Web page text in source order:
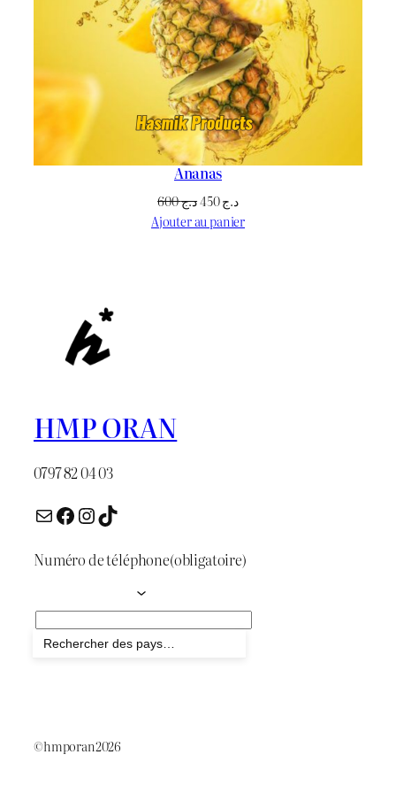
Ananas
د.ج600
Le
prix
د.ج450
Le
prix
Ajouter au panier
HMP ORAN
0797 82 04 03
E-mail Facebook InstagramTikTok
Numéro de téléphone(obligatoire)
Envoyer
©hmporan2026